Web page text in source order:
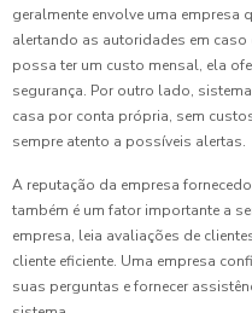
geralmente envolve uma empresa
alertando as autoridades em caso
possa ter um custo mensal, ela
segurança. Por outro lado,
casa por conta própria, sem
sempre atento a possíveis alertas.
A reputação da empresa
também é um fator importante a
empresa, leia avaliações de
cliente eficiente. Uma empresa
suas perguntas e fornecer